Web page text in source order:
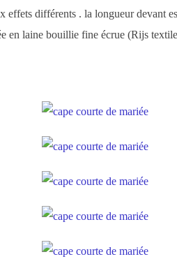
effets différents . la longueur devant
en laine bouillie fine écrue (Rijs